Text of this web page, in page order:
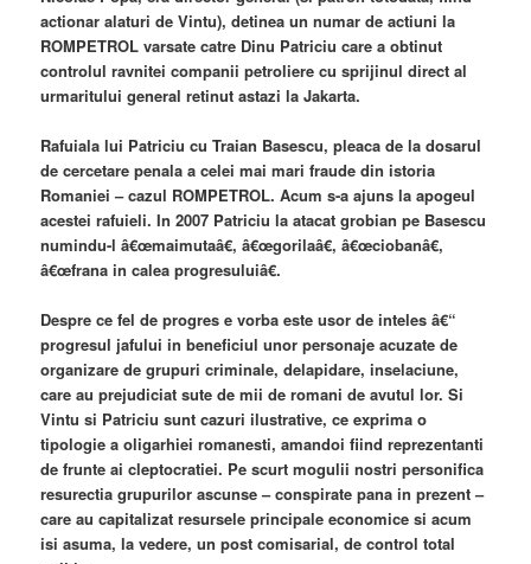
actionar alaturi de Vintu), detinea un numar de actiuni la
ROMPETROL varsate catre Dinu Patriciu care a obtinut
controlul ravnitei companii petroliere cu sprijinul direct al
urmaritului general retinut astazi la Jakarta.
Rafuiala lui Patriciu cu Traian Basescu, pleaca de la dosarul
de cercetare penala a celei mai mari fraude din istoria
Romaniei – cazul ROMPETROL. Acum s-a ajuns la apogeul
acestei rafuieli. In 2007 Patriciu la atacat grobian pe Basescu
numindu-l â€œmaimutaâ€, â€œgorilaâ€, â€œciobanâ€,
â€œfrana in calea progresuluiâ€.
Despre ce fel de progres e vorba este usor de inteles â€“
progresul jafului in beneficiul unor personaje acuzate de
organizare de grupuri criminale, delapidare, inselaciune,
care au prejudiciat sute de mii de romani de avutul lor. Si
Vintu si Patriciu sunt cazuri ilustrative, ce exprima o
tipologie a oligarhiei romanesti, amandoi fiind reprezentanti
de frunte ai cleptocratiei. Pe scurt mogulii nostri personifica
resurectia grupurilor ascunse – conspirate pana in prezent –
care au capitalizat resursele principale economice si acum
isi asuma, la vedere, un post comisarial, de control total